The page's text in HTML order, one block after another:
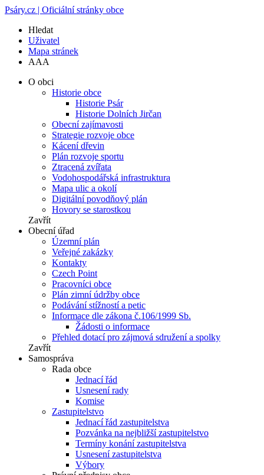
Psáry.cz | Oficiální stránky obce
Hledat
Uživatel
Mapa stránek
AAA
O obci
Historie obce
Historie Psár
Historie Dolních Jirčan
Obecní zajímavosti
Strategie rozvoje obce
Kácení dřevin
Plán rozvoje sportu
Ztracená zvířata
Vodohospodářská infrastruktura
Mapa ulic a okolí
Digitální povodňový plán
Hovory se starostkou
Zavřít
Obecní úřad
Územní plán
Veřejné zakázky
Kontakty
Czech Point
Pracovníci obce
Plán zimní údržby obce
Podávání stížností a petic
Informace dle zákona č.106/1999 Sb.
Žádosti o informace
Přehled dotací pro zájmová sdružení a spolky
Zavřít
Samospráva
Rada obce
Jednací řád
Usnesení rady
Komise
Zastupitelstvo
Jednací řád zastupitelstva
Pozvánka na nejbližší zastupitelstvo
Termíny konání zastupitelstva
Usnesení zastupitelstva
Výbory